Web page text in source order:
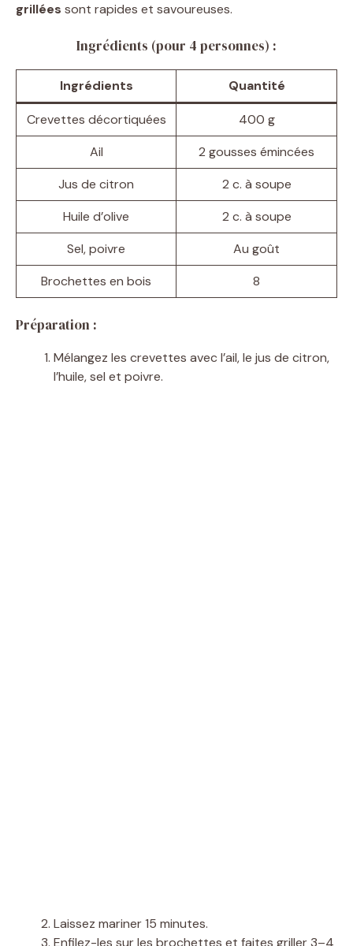
grillées sont rapides et savoureuses.
Ingrédients (pour 4 personnes) :
Ingrédients Quantité
Crevettes décortiquées
400 g
Ail
2 gousses émincées
Jus de citron
2 c. à soupe
Huile d’olive
2 c. à soupe
Sel, poivre
Au goût
Brochettes en bois
8
Préparation :
Mélangez les crevettes avec l’ail, le jus de citron,
l’huile, sel et poivre.
Laissez mariner 15 minutes.